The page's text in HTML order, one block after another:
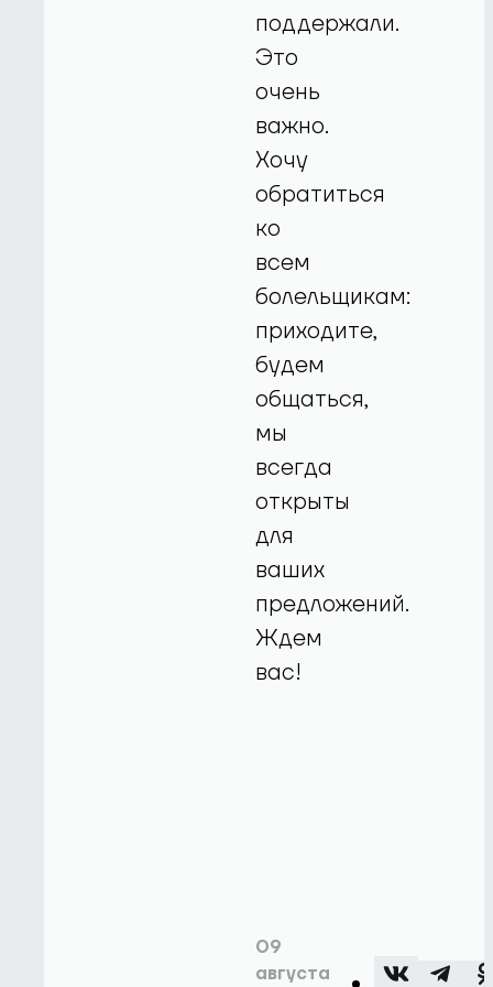
поддержали.
Это
очень
важно.
Хочу
обратиться
ко
всем
болельщикам:
приходите,
будем
общаться,
мы
всегда
открыты
для
ваших
предложений.
Ждем
вас!
09
августа